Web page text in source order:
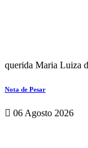
querida Maria Luiza
Nota de Pesar
06 Agosto 2026